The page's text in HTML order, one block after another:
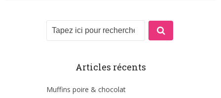
Articles récents
Muffins poire & chocolat